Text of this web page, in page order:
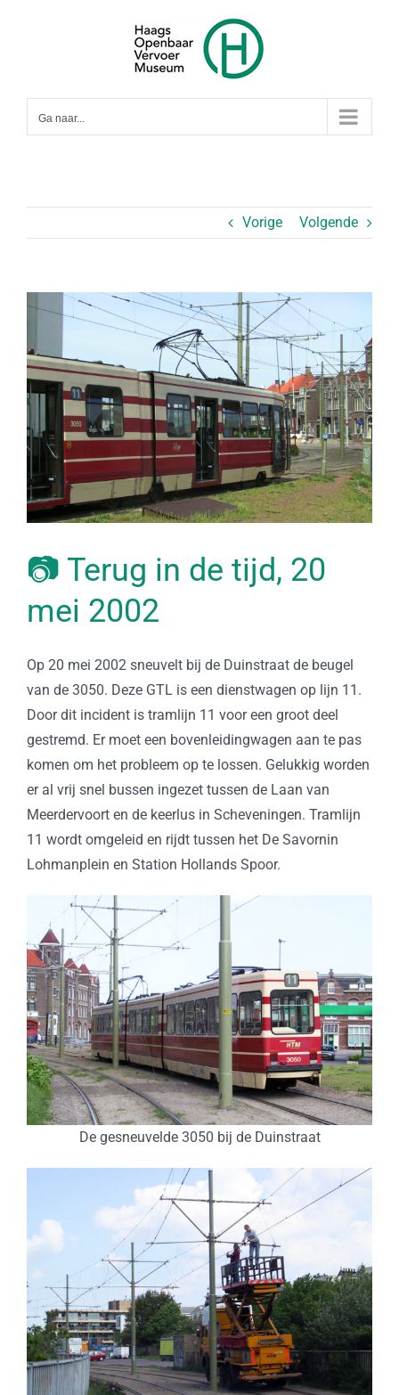
Ga naar...
Vorige Volgende
Bekijk
afbeelding
📷 Terug in de tijd, 20
mei 2002
Op 20 mei 2002 sneuvelt bij de Duinstraat de beugel
van de 3050. Deze GTL is een dienstwagen op lijn 11.
Door dit incident is tramlijn 11 voor een groot deel
gestremd. Er moet een bovenleidingwagen aan te pas
komen om het probleem op te lossen. Gelukkig worden
er al vrij snel bussen ingezet tussen de Laan van
Meerdervoort en de keerlus in Scheveningen. Tramlijn
11 wordt omgeleid en rijdt tussen het De Savornin
Lohmanplein en Station Hollands Spoor.
De gesneuvelde 3050 bij de Duinstraat